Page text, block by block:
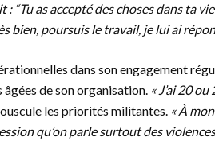
: “Tu as accepté des choses dans ta
bien, poursuis le travail, je lui ai
dans son engagement
de son organisation. « J’ai 20 ou
les priorités militantes. « À
qu’on parle surtout des violences